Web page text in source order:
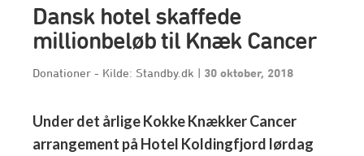
Dansk hotel skaffede
millionbeløb til Knæk Cancer
Donationer - Kilde: Standby.dk | 30 oktober, 2018
Under det årlige Kokke Knækker Cancer
arrangement på Hotel Koldingfjord lørdag